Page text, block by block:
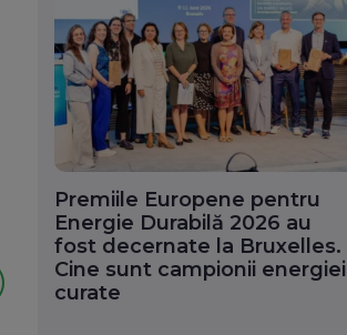
Premiile Europene pentru
Energie Durabilă 2026 au
fost decernate la Bruxelles.
Cine sunt campionii energiei
curate